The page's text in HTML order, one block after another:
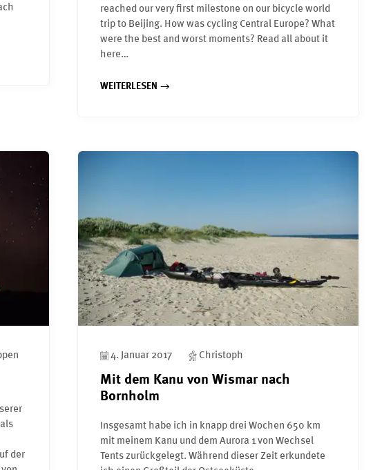
reached our very first milestone on our bicycle world
trip to Beijing. How was cycling Central Europe? What
were the best and worst moments? Read all about it
here…
WEITERLESEN
der
4. Januar 2017 Christoph
Mit dem Kanu von Wismar nach
Bornholm
Insgesamt habe ich in knapp drei Wochen 650 km
mit meinem Kanu und dem Aurora 1 von Wechsel
Tents zurückgelegt. Während dieser Zeit erkundete